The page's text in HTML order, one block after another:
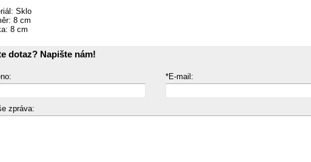
Sklo
8 cm
8 cm
dotaz? Napište nám!
*E-mail:
zpráva: